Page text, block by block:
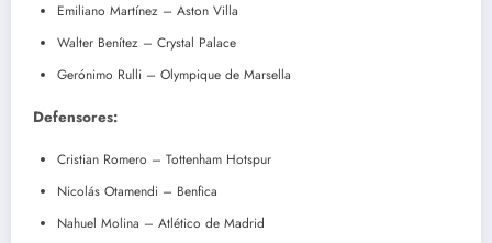
Emiliano Martínez – Aston Villa
Walter Benítez – Crystal Palace
Gerónimo Rulli – Olympique de Marsella
Defensores:
Cristian Romero – Tottenham Hotspur
Nicolás Otamendi – Benfica
Nahuel Molina – Atlético de Madrid